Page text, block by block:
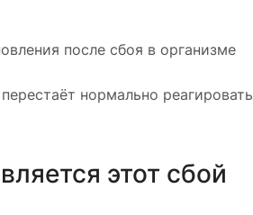
после сбоя в организме
нормально реагировать
этот сбой